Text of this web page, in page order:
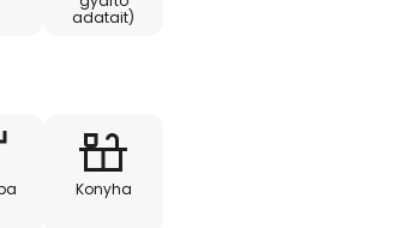
és harmonikus fényhatást
adatait)
Konyha